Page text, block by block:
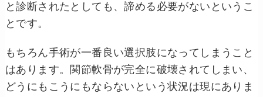
と診断されたとしても、諦める必要がないというこ
とです。
もちろん手術が一番良い選択肢になってしまうこと
はあります。関節軟骨が完全に破壊されてしまい、
どうにもこうにもならないという状況は現にありま